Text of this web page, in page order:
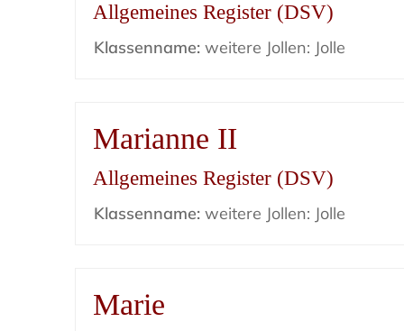
Allgemeines Register (DSV)
Klassenname: weitere Jollen: Jolle
Marianne II
Allgemeines Register (DSV)
Klassenname: weitere Jollen: Jolle
Marie